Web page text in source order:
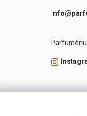
Parfumériu